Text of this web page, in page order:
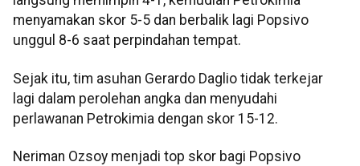
menyamakan skor 5-5 dan berbalik lagi Popsivo
unggul 8-6 saat perpindahan tempat.
Sejak itu, tim asuhan Gerardo Daglio tidak terkejar
lagi dalam perolehan angka dan menyudahi
perlawanan Petrokimia dengan skor 15-12.
Neriman Ozsoy menjadi top skor bagi Popsivo